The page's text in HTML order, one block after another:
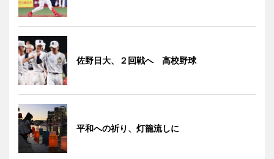
佐野日大、２回戦へ 高校野球
平和への祈り、灯籠流しに